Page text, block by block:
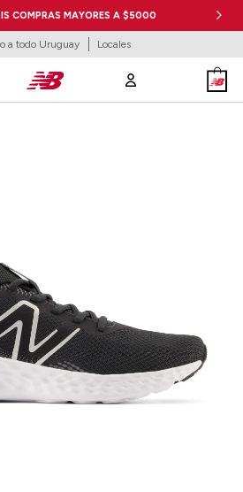
COMPRAS MAYORES A $5000
a todo Uruguay Locales